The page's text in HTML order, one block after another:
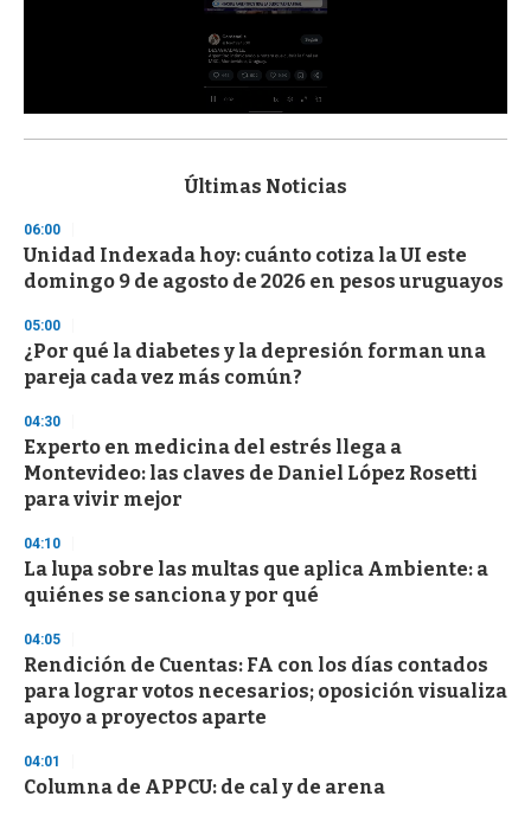
s
d
s
o
f
3
s
e
c
n
d
s
Últimas Noticias
06:00
Unidad Indexada hoy: cuánto cotiza la UI este
domingo 9 de agosto de 2026 en pesos uruguayos
05:00
¿Por qué la diabetes y la depresión forman una
pareja cada vez más común?
04:30
Experto en medicina del estrés llega a
Montevideo: las claves de Daniel López Rosetti
para vivir mejor
04:10
La lupa sobre las multas que aplica Ambiente: a
quiénes se sanciona y por qué
04:05
Rendición de Cuentas: FA con los días contados
para lograr votos necesarios; oposición visualiza
apoyo a proyectos aparte
04:01
Columna de APPCU: de cal y de arena